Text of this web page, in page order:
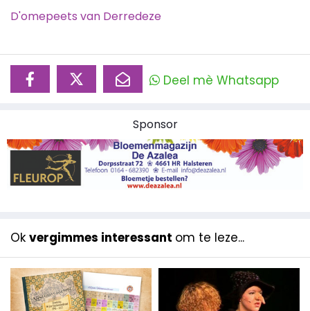
D'omepeets van Derredeze
Deel mè Whatsapp
Sponsor
Ok vergimmes interessant om te leze...